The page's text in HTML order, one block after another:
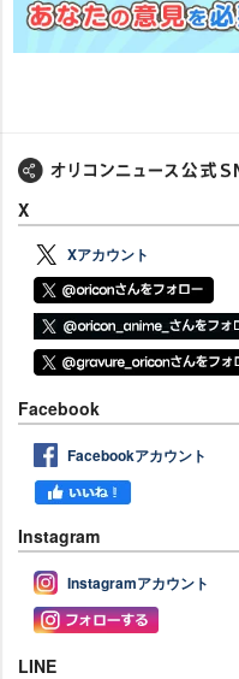
X
Xアカウント
Facebook
Facebookアカウント
Instagram
Instagramアカウント
LINE